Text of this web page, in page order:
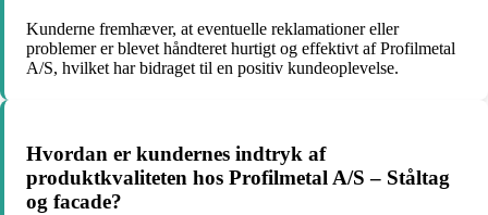
Kunderne fremhæver, at eventuelle reklamationer eller
problemer er blevet håndteret hurtigt og effektivt af Profilmetal
A/S, hvilket har bidraget til en positiv kundeoplevelse.
Hvordan er kundernes indtryk af
produktkvaliteten hos Profilmetal A/S – Ståltag
og facade?